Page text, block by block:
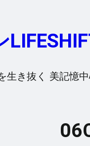
生き抜く 美記憶